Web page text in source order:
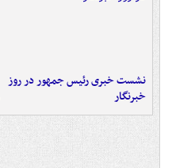
نشست خبری رئیس جمهور در روز
خبرنگار